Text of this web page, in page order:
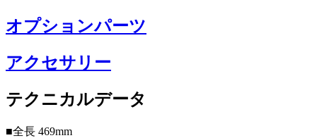
オプションパーツ
アクセサリー
テクニカルデータ
■全長 469mm